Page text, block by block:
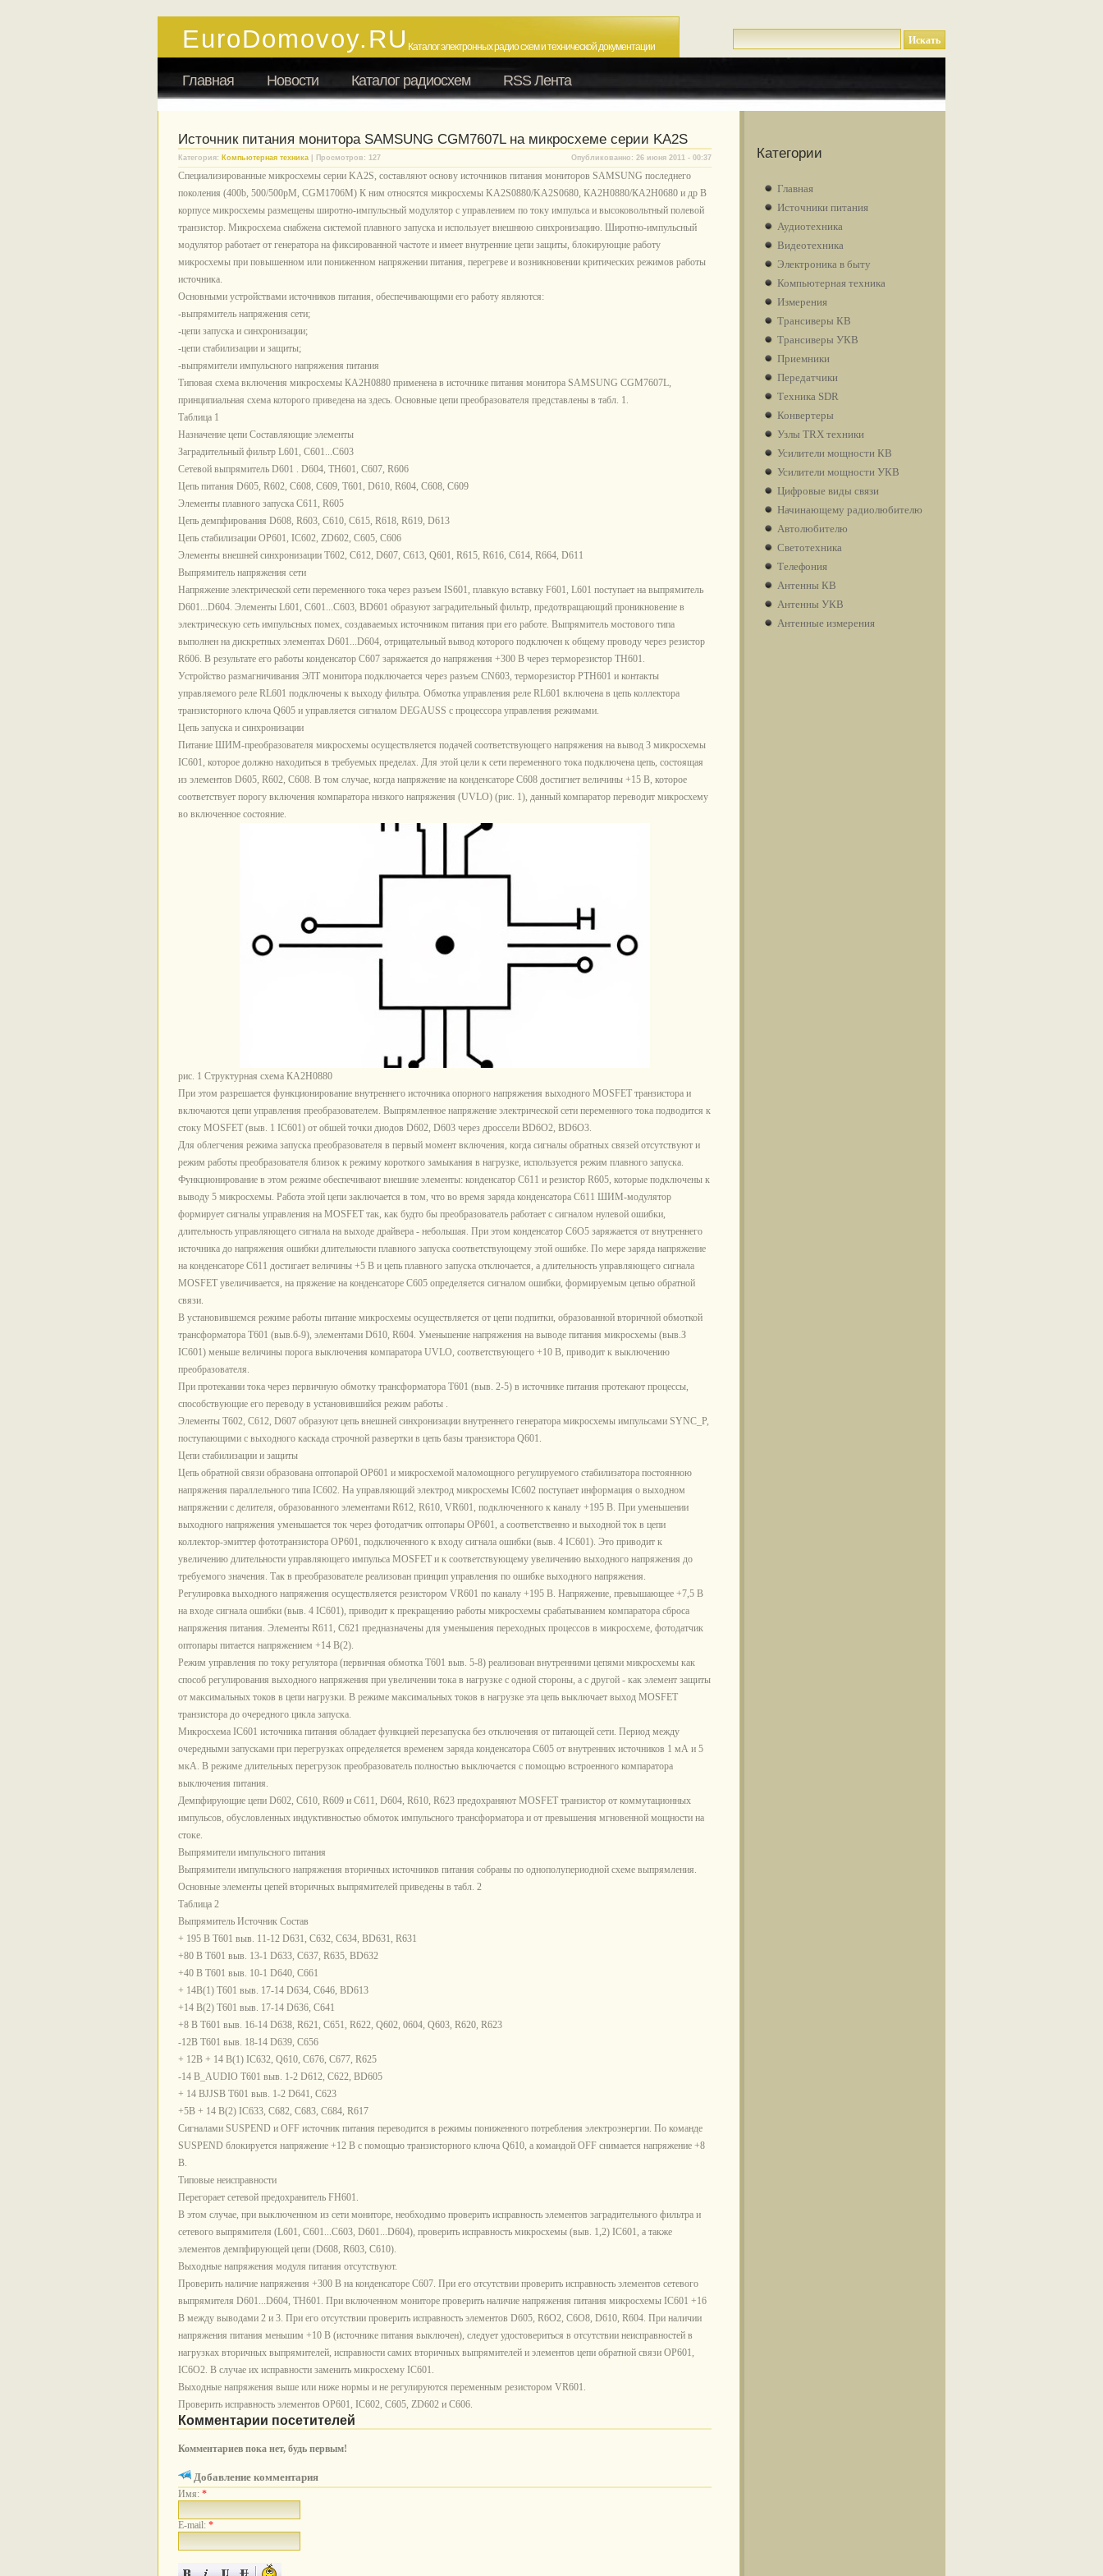
EuroDomovoy.RU Каталог электронных радио схем и технической документации
Главная Новости Каталог радиосхем RSS Лента
Источник питания монитора SAMSUNG CGM7607L на микросхеме серии KA2S
Категория: Компьютерная техника | Просмотров: 127 Опубликованно: 26 июня 2011 - 00:37
Специализированные микросхемы серии KA2S, составляют основу источников питания мониторов SAMSUNG последнего
поколения (400b, 500/500pM, CGM1706M) К ним относятся микросхемы KA2S0880/KA2S0680, КА2Н0880/КА2Н0680 и др В
корпусе микросхемы размещены широтно-импульсный модулятор с управлением по току импульса и высоковольтный полевой
транзистор. Микросхема снабжена системой плавного запуска и использует внешнюю синхронизацию. Широтно-импульсный
модулятор работает от генератора на фиксированной частоте и имеет внутренние цепи защиты, блокирующие работу
микросхемы при повышенном или пониженном напряжении питания, перегреве и возникновении критических режимов работы
источника.
Основными устройствами источников питания, обеспечивающими его работу являются:
-выпрямитель напряжения сети;
-цепи запуска и синхронизации;
-цепи стабилизации и защиты;
-выпрямители импульсного напряжения питания
Типовая схема включения микросхемы КА2Н0880 применена в источнике питания монитора SAMSUNG CGM7607L,
принципиальная схема которого приведена на здесь. Основные цепи преобразователя представлены в табл. 1.
Таблица 1
Назначение цепи Составляющие элементы
Заградительный фильтр L601, С601...С603
Сетевой выпрямитель D601 . D604, ТН601, С607, R606
Цепь питания D605, R602, С608, С609, Т601, D610, R604, С608, С609
Элементы плавного запуска С611, R605
Цепь демпфирования D608, R603, С610, С615, R618, R619, D613
Цепь стабилизации ОР601, IC602, ZD602, С605, С606
Элементы внешней синхронизации Т602, С612, D607, С613, Q601, R615, R616, С614, R664, D611
Выпрямитель напряжения сети
Напряжение электрической сети переменного тока через разъем IS601, плавкую вставку F601, L601 поступает на выпрямитель
D601...D604. Элементы L601, С601...С603, BD601 образуют заградительный фильтр, предотвращающий проникновение в
электрическую сеть импульсных помех, создаваемых источником питания при его работе. Выпрямитель мостового типа
выполнен на дискретных элементах D601...D604, отрицательный вывод которого подключен к общему проводу через резистор
R606. В результате его работы конденсатор С607 заряжается до напряжения +300 В через терморезистор ТН601.
Устройство размагничивания ЭЛТ монитора подключается через разъем CN603, терморезистор РТН601 и контакты
управляемого реле RL601 подключены к выходу фильтра. Обмотка управления реле RL601 включена в цепь коллектора
транзисторного ключа Q605 и управляется сигналом DEGAUSS с процессора управления режимами.
Цепь запуска и синхронизации
Питание ШИМ-преобразователя микросхемы осуществляется подачей соответствующего напряжения на вывод 3 микросхемы
IC601, которое должно находиться в требуемых пределах. Для этой цели к сети переменного тока подключена цепь, состоящая
из элементов D605, R602, С608. В том случае, когда напряжение на конденсаторе С608 достигнет величины +15 В, которое
соответствует порогу включения компаратора низкого напряжения (UVLO) (рис. 1), данный компаратор переводит микросхему
во включенное состояние.
рис. 1 Структурная схема КА2Н0880
При этом разрешается функционирование внутреннего источника опорного напряжения выходного MOSFET транзистора и
включаются цепи управления преобразователем. Выпрямленное напряжение электрической сети переменного тока подводится к
стоку MOSFET (выв. 1 IC601) от обшей точки диодов D602, D603 через дроссели BD6O2, BD6O3.
Для облегчения режима запуска преобразователя в первый момент включения, когда сигналы обратных связей отсутствуют и
режим работы преобразователя близок к режиму короткого замыкания в нагрузке, используется режим плавного запуска.
Функционирование в этом режиме обеспечивают внешние элементы: конденсатор С611 и резистор R605, которые подключены к
выводу 5 микросхемы. Работа этой цепи заключается в том, что во время заряда конденсатора С611 ШИМ-модулятор
формирует сигналы управления на MOSFET так, как будто бы преобразователь работает с сигналом нулевой ошибки,
длительность управляющего сигнала на выходе драйвера - небольшая. При этом конденсатор С6О5 заряжается от внутреннего
источника до напряжения ошибки длительности плавного запуска соответствующему этой ошибке. По мере заряда напряжение
на конденсаторе С611 достигает величины +5 В и цепь плавного запуска отключается, а длительность управляющего сигнала
MOSFET увеличивается, на пряжение на конденсаторе С605 определяется сигналом ошибки, формируемым цепью обратной
связи.
В установившемся режиме работы питание микросхемы осуществляется от цепи подпитки, образованной вторичной обмоткой
трансформатора Т601 (выв.6-9), элементами D610, R604. Уменьшение напряжения на выводе питания микросхемы (выв.З
IC601) меньше величины порога выключения компаратора UVLO, соответствующего +10 В, приводит к выключению
преобразователя.
При протекании тока через первичную обмотку трансформатора Т601 (выв. 2-5) в источнике питания протекают процессы,
способствующие его переводу в установившийся режим работы .
Элементы Т602, С612, D607 образуют цепь внешней синхронизации внутреннего генератора микросхемы импульсами SYNC_P,
поступающими с выходного каскада строчной развертки в цепь базы транзистора Q601.
Цепи стабилизации и защиты
Цепь обратной связи образована оптопарой ОР601 и микросхемой маломощного регулируемого стабилизатора постоянною
напряжения параллельного типа IC602. На управляющий электрод микросхемы IC602 поступает информация о выходном
напряжении с делителя, образованного элементами R612, R610, VR601, подключенного к каналу +195 В. При уменьшении
выходного напряжения уменьшается ток через фотодатчик оптопары ОР601, а соответственно и выходной ток в цепи
коллектор-эмиттер фототранзистора ОР601, подключенного к входу сигнала ошибки (выв. 4 IC601). Это приводит к
увеличению длительности управляющего импульса MOSFET и к соответствующему увеличению выходного напряжения до
требуемого значения. Так в преобразователе реализован принцип управления по ошибке выходного напряжения.
Регулировка выходного напряжения осуществляется резистором VR601 по каналу +195 В. Напряжение, превышающее +7,5 В
на входе сигнала ошибки (выв. 4 IC601), приводит к прекращению работы микросхемы срабатыванием компаратора сброса
напряжения питания. Элементы R611, С621 предназначены для уменьшения переходных процессов в микросхеме, фотодатчик
оптопары питается напряжением +14 В(2).
Режим управления по току регулятора (первичная обмотка Т601 выв. 5-8) реализован внутренними цепями микросхемы как
способ регулирования выходного напряжения при увеличении тока в нагрузке с одной стороны, а с другой - как элемент защиты
от максимальных токов в цепи нагрузки. В режиме максимальных токов в нагрузке эта цепь выключает выход MOSFET
транзистора до очередного цикла запуска.
Микросхема IC601 источника питания обладает функцией перезапуска без отключения от питающей сети. Период между
очередными запусками при перегрузках определяется временем заряда конденсатора С605 от внутренних источников 1 мА и 5
мкА. В режиме длительных перегрузок преобразователь полностью выключается с помощью встроенного компаратора
выключения питания.
Демпфирующие цепи D602, С610, R609 и С611, D604, R610, R623 предохраняют MOSFET транзистор от коммутационных
импульсов, обусловленных индуктивностью обмоток импульсного трансформатора и от превышения мгновенной мощности на
стоке.
Выпрямители импульсного питания
Выпрямители импульсного напряжения вторичных источников питания собраны по однополупериодной схеме выпрямления.
Основные элементы цепей вторичных выпрямителей приведены в табл. 2
Таблица 2
Выпрямитель Источник Состав
+ 195 В Т601 выв. 11-12 D631, С632, С634, BD631, R631
+80 В Т601 выв. 13-1 D633, С637, R635, BD632
+40 В Т601 выв. 10-1 D640, С661
+ 14В(1) Т601 выв. 17-14 D634, С646, BD613
+14 В(2) Т601 выв. 17-14 D636, С641
+8 В Т601 выв. 16-14 D638, R621, С651, R622, Q602, 0604, Q603, R620, R623
-12В Т601 выв. 18-14 D639, С656
+ 12В + 14 В(1) IC632, Q610, С676, С677, R625
-14 B_AUDIO Т601 выв. 1-2 D612, С622, BD605
+ 14 BJJSB Т601 выв. 1-2 D641, С623
+5В + 14 В(2) IC633, С682, С683, С684, R617
Сигналами SUSPEND и OFF источник питания переводится в режимы пониженного потребления электроэнергии. По команде
SUSPEND блокируется напряжение +12 В с помощью транзисторного ключа Q610, а командой OFF снимается напряжение +8
В.
Типовые неисправности
Перегорает сетевой предохранитель FH601.
В этом случае, при выключенном из сети мониторе, необходимо проверить исправность элементов заградительного фильтра и
сетевого выпрямителя (L601, С601...С603, D601...D604), проверить исправность микросхемы (выв. 1,2) IC601, а также
элементов демпфирующей цепи (D608, R603, С610).
Выходные напряжения модуля питания отсутствуют.
Проверить наличие напряжения +300 В на конденсаторе С607. При его отсутствии проверить исправность элементов сетевого
выпрямителя D601...D604, ТН601. При включенном мониторе проверить наличие напряжения питания микросхемы IC601 +16
В между выводами 2 и 3. При его отсутствии проверить исправность элементов D605, R6O2, С6О8, D610, R604. При наличии
напряжения питания меньшим +10 В (источнике питания выключен), следует удостовериться в отсутствии неисправностей в
нагрузках вторичных выпрямителей, исправности самих вторичных выпрямителей и элементов цепи обратной связи ОР601,
IC6O2. В случае их исправности заменить микросхему IC601.
Выходные напряжения выше или ниже нормы и не регулируются переменным резистором VR601.
Проверить исправность элементов ОР601, IC602, С605, ZD602 и С606.
Комментарии посетителей
Комментариев пока нет, будь первым!
Добавление комментария
Имя: *
E-mail: *
Категории
Главная
Источники питания
Аудиотехника
Видеотехника
Электроника в быту
Компьютерная техника
Измерения
Трансиверы КВ
Трансиверы УКВ
Приемники
Передатчики
Техника SDR
Конвертеры
Узлы TRX техники
Усилители мощности КВ
Усилители мощности УКВ
Цифровые виды связи
Начинающему радиолюбителю
Автолюбителю
Светотехника
Телефония
Антенны КВ
Антенны УКВ
Антенные измерения